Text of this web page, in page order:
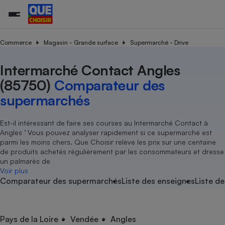
Commerce Magasin - Grande surface Supermarché - Drive
Intermarché Contact Angles
(85750) Comparateur des
supermarchés
Est-il intéressant de faire ses courses au Intermarché Contact à
Angles ’ Vous pouvez analyser rapidement si ce supermarché est
parmi les moins chers. Que Choisir relève les prix sur une centaine
de produits achetés régulièrement par les consommateurs et dresse
un palmarès de
Voir plus
Comparateur des supermarchésListe des enseignesListe
Pays de la Loire Vendée Angles
Agriculture
Produit alimentaire
Achat - Vente - Location
Carburant
Magasin - Grande surface
Marketing - Fidélisation
Organismes de défense
Système judiciaire
Air
Eau
Achat - Vente - Travaux
Location
Sport
Vacances - Tourisme
électrique
Démarche administrative
Senior
Service marchand
Train
Transport aérien
Toutes les actualités
Enquêtes
Guides d'achat
Conseils
Brèves
Tous les services
Soumettre un litige
Lettres types
Rencontrer une association locale
Tous nos combats
Nos actions
Nos grandes victoires
Les billets de la présidente
Nos associations locales
Nous rejoindre
En savoir plus sur Que Choisir Ensemble
?
L’association
Nos missions
Notre méthodologie
Notre financement
Nos partenaires
Nous rejoindre